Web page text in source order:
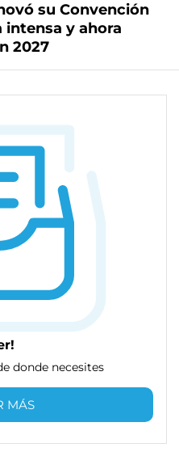
su Convención
y ahora
2027
donde necesites
MÁS